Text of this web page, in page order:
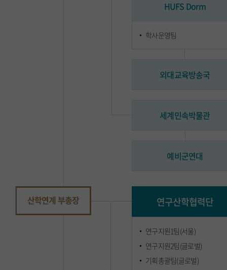
HUFS Dorm
학사운영팀
외대교육방송국
세계민속박물관
예비군연대
산학연계 부총장 연구산학협력단
연구지원1팀(서울)
연구지원2팀(글로벌)
기획총괄팀(글로벌)